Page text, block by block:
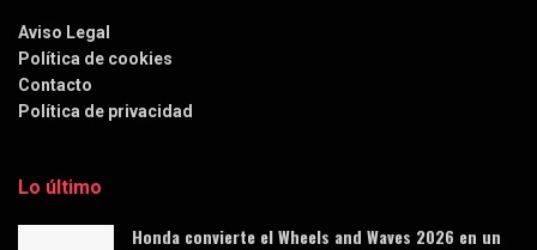
Aviso Legal
Política de cookies
Contacto
Política de privacidad
Lo último
Honda convierte el Wheels and Waves 2026 en un